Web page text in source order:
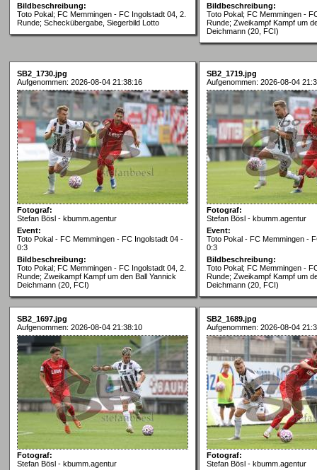
Bildbeschreibung:
Toto Pokal; FC Memmingen - FC Ingolstadt 04, 2.
Runde; Scheckübergabe, Siegerbild Lotto
Bildbeschreibung:
Toto Pokal; FC Memmingen -
Runde; Zweikampf Kampf um
Deichmann (20, FCI)
SB2_1730.jpg
Aufgenommen: 2026-08-04 21:38:16
Fotograf:
Stefan Bösl - kbumm.agentur
Event:
Toto Pokal - FC Memmingen - FC Ingolstadt 04 -
0:3
Bildbeschreibung:
Toto Pokal; FC Memmingen - FC Ingolstadt 04, 2.
Runde; Zweikampf Kampf um den Ball Yannick
Deichmann (20, FCI)
SB2_1719.jpg
Aufgenommen: 2026-08-04
Fotograf:
Stefan Bösl - kbumm.agentur
Event:
Toto Pokal - FC Memmingen -
0:3
Bildbeschreibung:
Toto Pokal; FC Memmingen -
Runde; Zweikampf Kampf um
Deichmann (20, FCI)
SB2_1697.jpg
Aufgenommen: 2026-08-04 21:38:10
Fotograf:
Stefan Bösl - kbumm.agentur
SB2_1689.jpg
Aufgenommen: 2026-08-04
Fotograf:
Stefan Bösl - kbumm.agentur